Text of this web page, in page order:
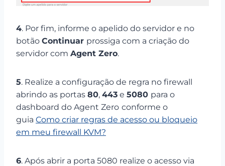
4. Por fim, informe o apelido do servidor e no
botão Continuar prossiga com a criação do
servidor com Agent Zero.
5. Realize a configuração de regra no firewall
abrindo as portas 80, 443 e 5080 para o
dashboard do Agent Zero conforme o
guia Como criar regras de acesso ou bloqueio
em meu firewall KVM?
6. Após abrir a porta 5080 realize o acesso via